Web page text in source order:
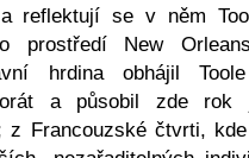
reflektují se v něm
prostředí New
hrdina obhájil
a působil zde rok
z Francouzské čtvrti,